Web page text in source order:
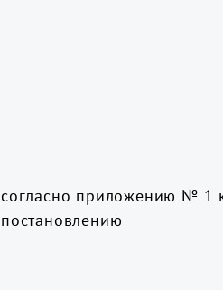
согласно приложению № 1
постановлению